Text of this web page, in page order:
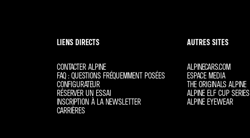
LIENS DIRECTS
CONTACTER ALPINE
FAQ : QUESTIONS FRÉQUEMMENT POSÉES
CONFIGURATEUR
RÉSERVER UN ESSAI
INSCRIPTION À LA NEWSLETTER
CARRIÈRES
AUTRES SITES
ALPINECARS.COM
ESPACE MEDIA
THE ORIGINALS ALPINE
ALPINE ELF CUP SERIES
ALPINE EYEWEAR